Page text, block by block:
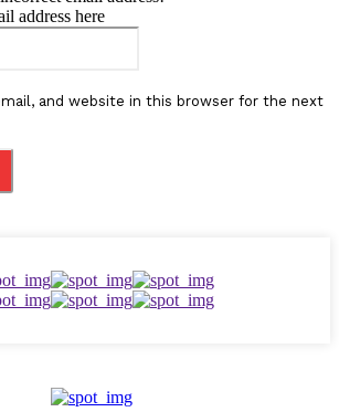
address here
and website in this browser for the next